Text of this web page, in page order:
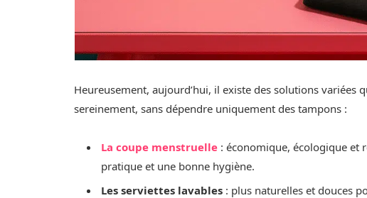
Heureusement, aujourd’hui, il existe des solutions variées
sereinement, sans dépendre uniquement des tampons :
La coupe menstruelle : économique, écologique et
pratique et une bonne hygiène.
Les serviettes lavables : plus naturelles et douces